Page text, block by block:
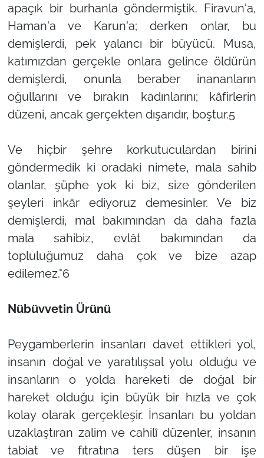
apaçık bir burhanla göndermiştik. Firavun'a,
Haman'a ve Karun'a; derken onlar, bu
demişlerdi, pek yalancı bir büyücü. Musa,
katımızdan gerçekle onlara gelince öldürün
demişlerdi, onunla beraber inananların
oğullarını ve bırakın kadınlarını; kâfirlerin
düzeni, ancak gerçekten dışarıdır, boştur.5
Ve hiçbir şehre korkutuculardan birini
göndermedik ki oradaki nimete, mala sahib
olanlar, şüphe yok ki biz, size gönderilen
şeyleri inkâr ediyoruz demesinler. Ve biz
demişlerdi, mal bakımından da daha fazla
mala sahibiz, evlât bakımından da
topluluğumuz daha çok ve bize azap
edilemez."6
Nübüvvetin Ürünü
Peygamberlerin insanları davet ettikleri yol,
insanın doğal ve yaratılışsal yolu olduğu ve
insanların o yolda hareketi de doğal bir
hareket olduğu için büyük bir hızla ve çok
kolay olarak gerçekleşir. İnsanları bu yoldan
uzaklaştıran zalim ve cahilî düzenler, insanın
tabiat ve fıtratına ters düşen bir işe